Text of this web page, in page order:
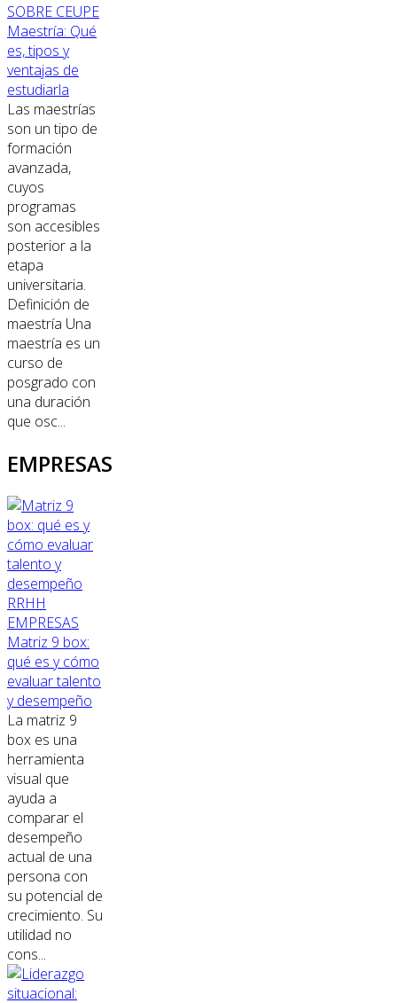
SOBRE CEUPE
Maestría: Qué
es, tipos y
ventajas de
estudiarla
Las maestrías
son un tipo de
formación
avanzada,
cuyos
programas
son accesibles
posterior a la
etapa
universitaria.
Definición de
maestría Una
maestría es un
curso de
posgrado con
una duración
que osc...
EMPRESAS
RRHH
EMPRESAS
Matriz 9 box:
qué es y cómo
evaluar talento
y desempeño
La matriz 9
box es una
herramienta
visual que
ayuda a
comparar el
desempeño
actual de una
persona con
su potencial de
crecimiento. Su
utilidad no
cons...